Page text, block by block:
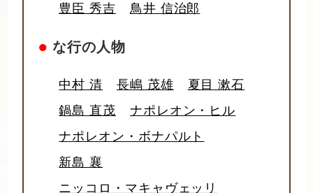
豊臣 秀吉
鳥井 信治郎
● な行の人物
中村 清 長嶋 茂雄
夏目 漱石
鍋島 直茂
ナポレオン・ヒル
ナポレオン・ボナパルト
新島 襄
ニッコロ・マキャヴェッリ